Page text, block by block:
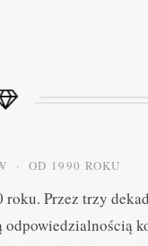
· OD 1990 ROKU
Przez trzy